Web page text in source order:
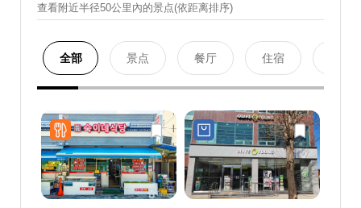
查看附近半径50公里內的景点(依距离排序)
全部 景点 餐厅 住宿